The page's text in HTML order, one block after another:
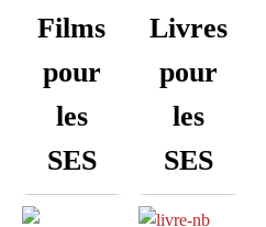
Films
pour
les
SES
Livres
pour
les
SES